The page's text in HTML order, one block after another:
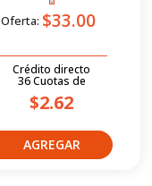
Oferta: $33.00
Crédito directo
36Cuotas de
$2.62